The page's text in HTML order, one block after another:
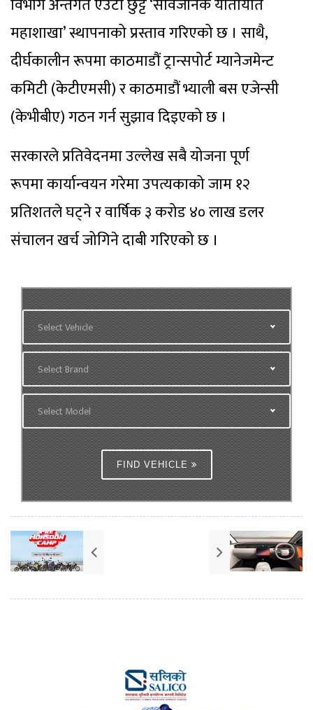
महाशाखा’ स्थापनाको प्रस्ताव गरिएको छ । साथै,
दीर्घकालीन रूपमा काठमाडौं ट्रान्सपोर्ट म्यानेजमेन्ट
कमिटी (केटीएमसी) र काठमाडौं भ्याली बस एजेन्सी
(केभीबीए) गठन गर्न सुझाव दिइएको छ ।
सरकारले प्रतिवेदनमा उल्लेख सबै योजना पूर्ण
रूपमा कार्यान्वयन गरेमा उपत्यकाको जाम १२
प्रतिशतले घट्ने र वार्षिक ३ करोड ४० लाख डलर
संचालन खर्च जोगिने दाबी गरिएको छ ।
Select Vehicle
Select Brand
Select Model
FIND VEHICLE